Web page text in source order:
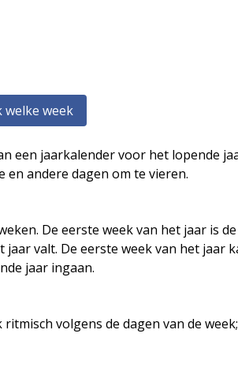
welke week
een jaarkalender voor het lopende
andere dagen om te vieren.
De eerste week van het jaar is
valt. De eerste week van het jaar
jaar ingaan.
volgens de dagen van de